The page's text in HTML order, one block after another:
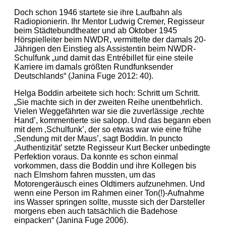
Doch schon 1946 startete sie ihre Laufbahn als
Radiopionierin. Ihr Mentor Ludwig Cremer, Regisseur
beim Städtebundtheater und ab Oktober 1945
Hörspielleiter beim NWDR, vermittelte der damals 20-
Jährigen den Einstieg als Assistentin beim NWDR-
Schulfunk „und damit das Entrébillet für eine steile
Karriere im damals größten Rundfunksender
Deutschlands“ (Janina Fuge 2012: 40).
Helga Boddin arbeitete sich hoch: Schritt um Schritt.
„Sie machte sich in der zweiten Reihe unentbehrlich.
Vielen Weggefährten war sie die zuverlässige ‚rechte
Hand’, kommentierte sie salopp. Und das begann eben
mit dem ‚Schulfunk’, der so etwas war wie eine frühe
‚Sendung mit der Maus’, sagt Boddin. In puncto
‚Authentizität’ setzte Regisseur Kurt Becker unbedingte
Perfektion voraus. Da konnte es schon einmal
vorkommen, dass die Boddin und ihre Kollegen bis
nach Elmshorn fahren mussten, um das
Motorengeräusch eines Oldtimers aufzunehmen. Und
wenn eine Person im Rahmen einer Ton(!)-Aufnahme
ins Wasser springen sollte, musste sich der Darsteller
morgens eben auch tatsächlich die Badehose
einpacken“ (Janina Fuge 2006).